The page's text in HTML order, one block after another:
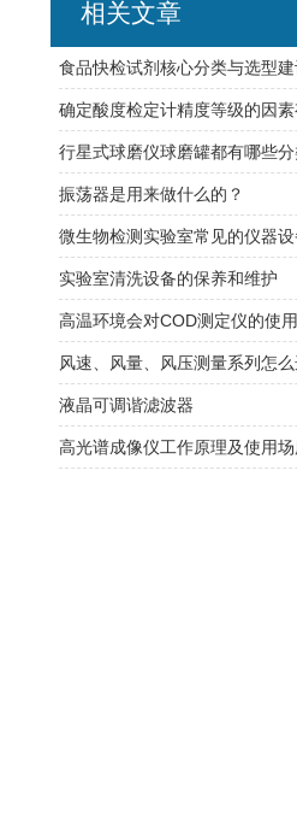
相关文章
食品快检试剂核心分类与选型建
确定酸度检定计精度等级的因素
行星式球磨仪球磨罐都有哪些分
振荡器是用来做什么的？
微生物检测实验室常见的仪器设
实验室清洗设备的保养和维护
高温环境会对COD测定仪的使
风速、风量、风压测量系列怎
液晶可调谐滤波器
高光谱成像仪工作原理及使用